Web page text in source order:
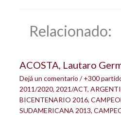
Relacionado:
ACOSTA, Lautaro
Dejá un comentario /+300
2011/2020, 2021/ACT,
BICENTENARIO 2016,
SUDAMERICANA 2013,